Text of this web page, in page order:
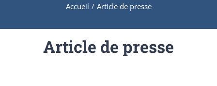
Accueil / Article de presse
Article de presse